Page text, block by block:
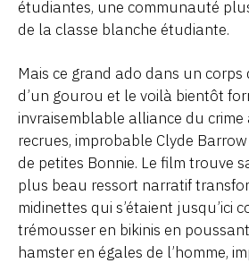
étudiantes, une communauté
de la classe blanche étudiante.
Mais ce grand ado dans un corps
d’un gourou et le voilà bientôt
invraisemblable alliance du crime
recrues, improbable Clyde
de petites Bonnie. Le film trouve
plus beau ressort narratif
midinettes qui s’étaient jusqu’ici
trémousser en bikinis en
hamster en égales de l’homme,